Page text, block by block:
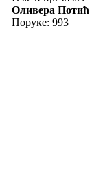
Оливера Потић
Поруке: 993